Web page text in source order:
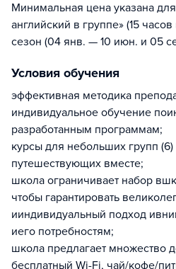
Минимальная цена указана
английский в группе» (15
сезон (04 янв. — 10 июн. и 05
Условия обучения
эффективная методика
индивидуальное обучение
разработанным программам;
курсы для небольших групп
путешествующих вместе;
школа ограничивает набор
чтобы гарантировать
ииндивидуальный подход
иего потребностям;
школа предлагает множество
бесплатный Wi-Fi, чай/кофе/